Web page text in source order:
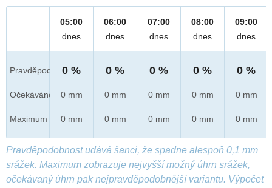
Pravděpod.
Očekáváno
Maximum
05:00
dnes
0 %
0 mm
0 mm
06:00
dnes
0 %
0 mm
0 mm
07:00
dnes
0 %
0 mm
0 mm
08:00
dnes
0 %
0 mm
0 mm
09:00
dnes
0 %
0 mm
0 mm
Pravděpodobnost udává šanci, že spadne alespoň 0,1 mm
srážek. Maximum zobrazuje nejvyšší možný úhrn srážek,
očekávaný úhrn pak nejpravděpodobnější variantu. Výpočet